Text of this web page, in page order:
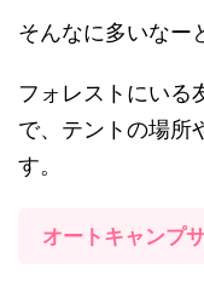
そんなに多いなー
フォレストにいる
で、テントの場所
す。
オートキャンプ